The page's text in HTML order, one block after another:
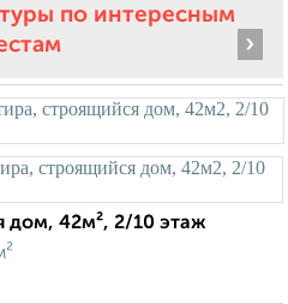
по интересным
›
дом, 42м², 2/10 этаж